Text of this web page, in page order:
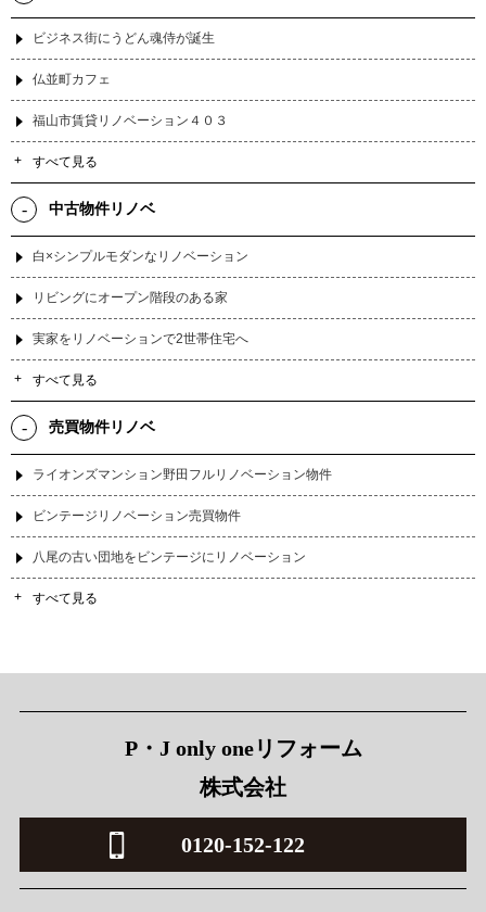
ビジネス街にうどん魂侍が誕生
仏並町カフェ
福山市賃貸リノベーション４０３
すべて見る
中古物件リノベ
白×シンプルモダンなリノベーション
リビングにオープン階段のある家
実家をリノベーションで2世帯住宅へ
すべて見る
売買物件リノベ
ライオンズマンション野田フルリノベーション物件
ビンテージリノベーション売買物件
八尾の古い団地をビンテージにリノベーション
すべて見る
P・J only oneリフォーム
株式会社
0120-152-122